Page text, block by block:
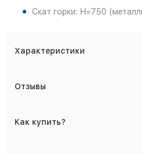
Скат горки: H=750
Характеристики
Отзывы
Как купить?